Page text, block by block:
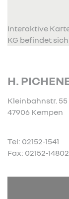
Interaktive
KG befindet
H.
Kleinbahnstr. 55
47906 Kempen
Tel: 02152-1541
Fax: 02152-